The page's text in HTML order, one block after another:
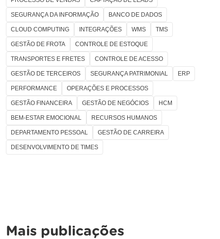
SEGURANÇA DA INFORMAÇÃO BANCO DE DADOS
CLOUD COMPUTING INTEGRAÇÕES WMS TMS
GESTÃO DE FROTA CONTROLE DE ESTOQUE
TRANSPORTES E FRETES CONTROLE DE ACESSO
GESTÃO DE TERCEIROS SEGURANÇA PATRIMONIAL ERP
PERFORMANCE OPERAÇÕES E PROCESSOS
GESTÃO FINANCEIRA GESTÃO DE NEGÓCIOS HCM
BEM-ESTAR EMOCIONAL RECURSOS HUMANOS
DEPARTAMENTO PESSOAL GESTÃO DE CARREIRA
DESENVOLVIMENTO DE TIMES
Mais publicações